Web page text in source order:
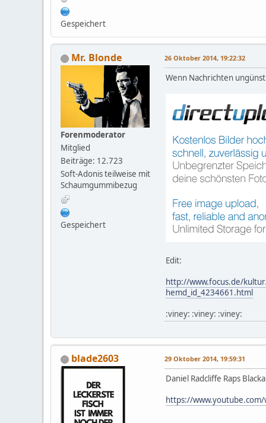
Gespeichert
Mr. Blonde
Forenmoderator
Mitglied
Beiträge: 12.723
Soft-Adonis teilweise mit
Schaumgummibezug
Gespeichert
26 Oktober 2014, 19:22:32
Wenn Nachrichten
Edit:
http://www.focus.de/
hemd_id_4234661.html
:viney: :viney: :viney:
blade2603 29 Oktober 2014, 19:59:31
Daniel Radcliffe Raps
https://www.youtube.com/